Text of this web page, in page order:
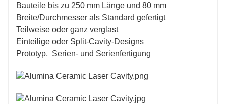
Bauteile bis zu 250 mm Länge und 80 mm
Breite/Durchmesser als Standard gefertigt
Teilweise oder ganz verglast
Einteilige oder Split-Cavity-Designs
Prototyp, Serien- und Serienfertigung